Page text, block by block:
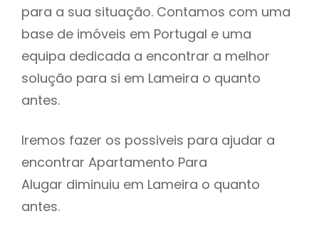
para a sua situação. Contamos com uma
base de imóveis em Portugal e uma
equipa dedicada a encontrar a melhor
solução para si em Lameira o quanto
antes.
Iremos fazer os possiveis para ajudar a
encontrar Apartamento Para
Alugar diminuiu em Lameira o quanto
antes.